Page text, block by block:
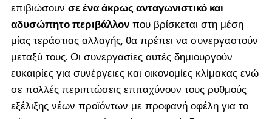
επιβιώσουν σε ένα άκρως ανταγωνιστικό και
αδυσώπητο περιβάλλονπου βρίσκεται στη μέση
μίας τεράστιας αλλαγής, θα πρέπει να συνεργαστούν
μεταξύ τους. Οι συνεργασίες αυτές δημιουργούν
ευκαιρίες για συνέργειες και οικονομίες κλίμακας ενώ
σε πολλές περιπτώσεις επιταχύνουν τους ρυθμούς
εξέλιξης νέων προϊόντων με προφανή οφέλη για το